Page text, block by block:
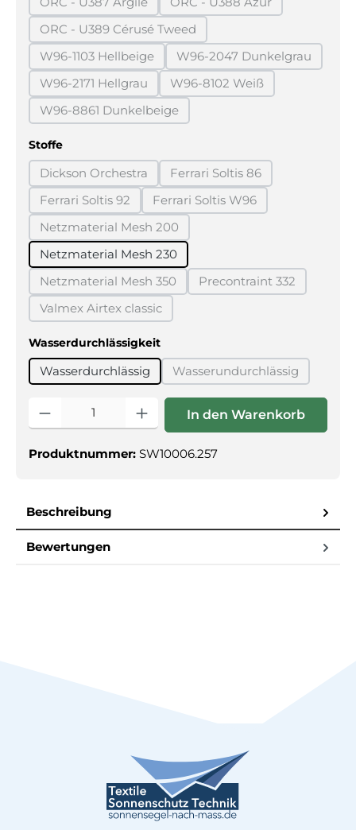
(Diese Option ist zurzeit nicht verfügbar.)
(Diese Option ist zurzeit
ORC - U389 Cérusé Tweed
(Diese Option ist zurzeit nicht verfügbar.)
W96-1103 Hellbeige
(Diese Option ist zurzeit nicht verfügbar.)
W96-2047 Dunkelgrau
(Diese Option ist
W96-2171 Hellgrau
(Diese Option ist zurzeit nicht verfügbar.)
W96-8102 Weiß
(Diese Option ist zurzeit
W96-8861 Dunkelbeige
(Diese Option ist zurzeit nicht verfügbar.)
Stoffeauswählen
Dickson Orchestra
(Diese Option ist zurzeit nicht verfügbar.)
Ferrari Soltis 86
(Diese Option ist zurzeit
Ferrari Soltis 92
(Diese Option ist zurzeit nicht verfügbar.)
Ferrari Soltis W96
(Diese Option ist zurzeit
Netzmaterial Mesh 200
(Diese Option ist zurzeit nicht verfügbar.)
Netzmaterial Mesh 230
Netzmaterial Mesh 350
(Diese Option ist zurzeit nicht verfügbar.)
Precontraint 332
(Diese Option ist
Valmex Airtex classic
(Diese Option ist zurzeit nicht verfügbar.)
Wasserdurchlässigkeitauswählen
Wasserdurchlässig Wasserundurchlässig
(Diese Option ist
Produkt Anzahl: Gib den gewünschten Wert ein oder
In den Warenkorb
Produktnummer: SW10006.257
Beschreibung
Bewertungen